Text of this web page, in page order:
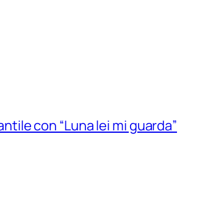
con “Luna lei mi guarda”